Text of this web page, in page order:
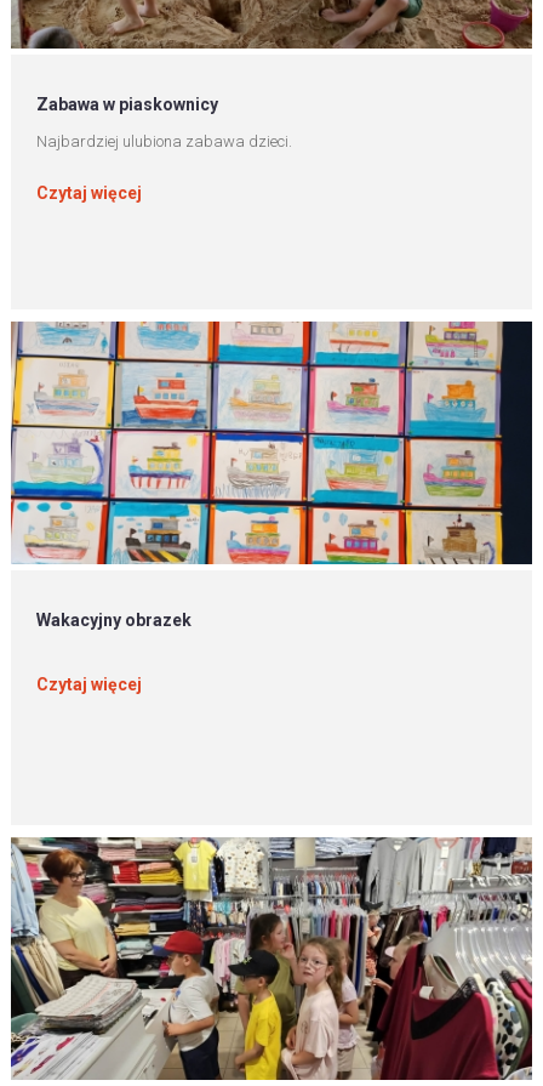
Zabawa w piaskownicy
Najbardziej ulubiona zabawa dzieci.
Czytaj więcej
Wakacyjny obrazek
Czytaj więcej